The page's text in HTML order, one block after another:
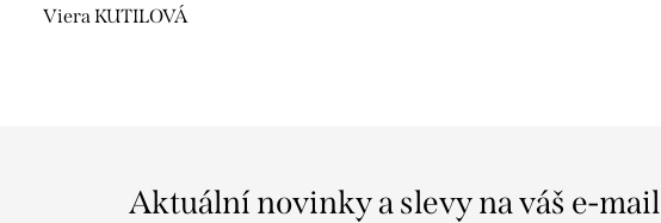
Viera KUTILOVÁ
Aktuální novinky a slevy na váš e-mail